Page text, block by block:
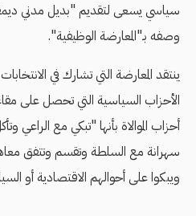
سياسي يسعى لتقديم "بديل مدني
وصفه بـ"المعارضة الوظيفية".
ينتقد المعارضة التي تشارك في
الأحزاب السياسية التي تحصل على
أحزاب الموالاة بأنها "تبكي مع الراعي
سهرانة مع السلطة وتقسم وتتفق
ويبكوا على أحوالهم الاقتصادية أو